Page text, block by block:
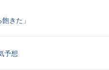
きた」
予想